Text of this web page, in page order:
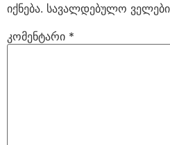
იქნება. სავალდებულო
კომენტარი *